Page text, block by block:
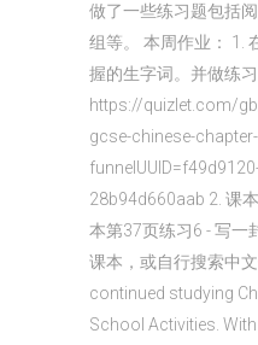
做了一些练习题包括
组等。 本周作业： 1.
握的生字词。并做练习
https://quizlet.com/
gcse-chinese-
28b94d660aab 2. 课
本第37页练习6 - 写一
课本，或自行搜索中
continued studying
School Activities.